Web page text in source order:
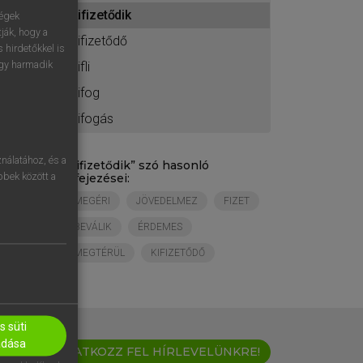
kifizetődik
kifizetődő
kifli
kifog
kifogás
„ kifizetődik” szó hasonló
kifejezései:
MEGÉRI JÖVEDELMEZ FIZET
BEVÁLIK ÉRDEMES
MEGTÉRÜL KIFIZETŐDŐ
IRATKOZZ FEL HÍRLEVELÜNKRE!
hogy a
hirdetőkkel is
harmadik
és a
között a
süti